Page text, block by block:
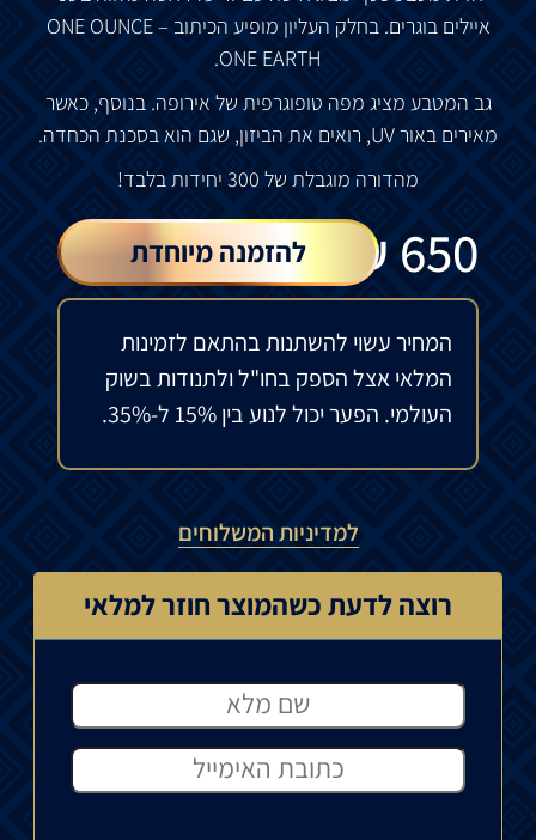
איילים בוגרים.בחלק העליון מופיע הכיתוב ONE OUNCE –
ONE EARTH.
גב המטבע מציג מפה טופוגרפית של אירופה.בנוסף,כאשר
מאירים באור רואים את הביזון, שגם הואבסכנת הכחדה.
מהדורה מוגבלת של יחידותבלבד!
650
₪ להזמנה מיוחדת
המחיר עשוי להשתנות בהתאם לזמינות
המלאי אצל הספק בחו"ל ולתנודות בשוק
העולמי. הפער יכול לנוע בין 15% ל-35%.
למדיניות המשלוחים
רוצה לדעת כשהמוצר חוזר למלאי